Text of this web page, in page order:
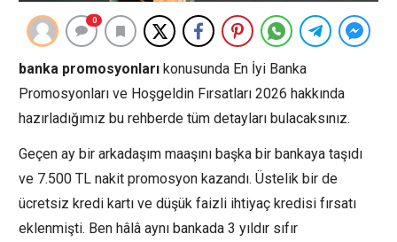
0
banka promosyonları konusunda En İyi Banka
Promosyonları ve Hoşgeldin Fırsatları 2026 hakkında
hazırladığımız bu rehberde tüm detayları bulacaksınız.
Geçen ay bir arkadaşım maaşını başka bir bankaya taşıdı
ve 7.500 TL nakit promosyon kazandı. Üstelik bir de
ücretsiz kredi kartı ve düşük faizli ihtiyaç kredisi fırsatı
eklenmişti. Ben hâlâ aynı bankada 3 yıldır sıfır